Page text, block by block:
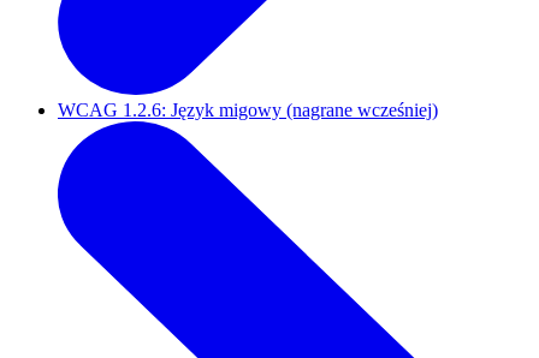
WCAG 1.2.6: Język migowy (nagrane wcześniej)